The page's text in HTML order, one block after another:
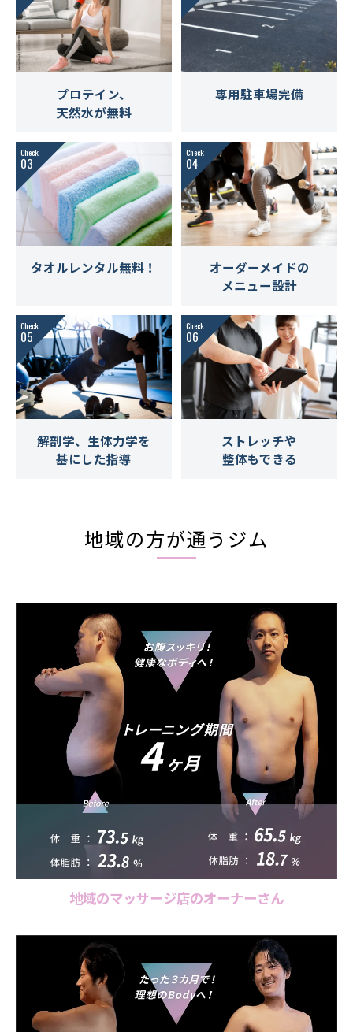
プロテイン、
天然水が無料
専用駐車場完備
Check
03
タオルレンタル無料！
Check
04
オーダーメイドの
メニュー設計
Check
05
解剖学、生体力学を
基にした指導
Check
06
ストレッチや
整体もできる
地域の方が通うジム
地域のマッサージ店のオーナーさん